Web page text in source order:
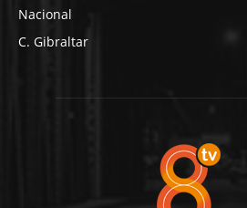
Nacional
C. Gibraltar